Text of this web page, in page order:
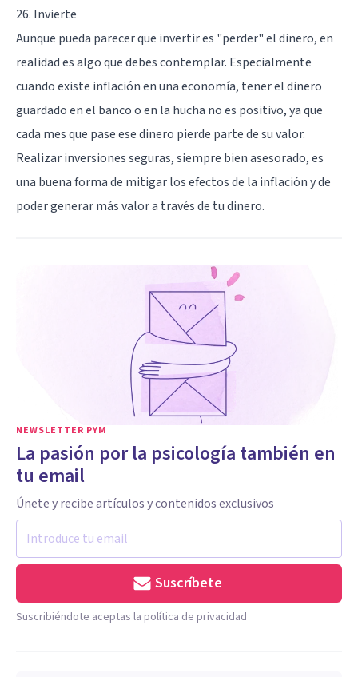
26. Invierte
Aunque pueda parecer que invertir es "perder" el dinero, en
realidad es algo que debes contemplar. Especialmente
cuando existe inflación en una economía, tener el dinero
guardado en el banco o en la hucha no es positivo, ya que
cada mes que pase ese dinero pierde parte de su valor.
Realizar inversiones seguras, siempre bien asesorado, es
una buena forma de mitigar los efectos de la inflación y de
poder generar más valor a través de tu dinero.
NEWSLETTER PYM
La pasión por la psicología también en
tu email
Únete y recibe artículos y contenidos exclusivos
Suscríbete
Suscribiéndote aceptas la política de privacidad